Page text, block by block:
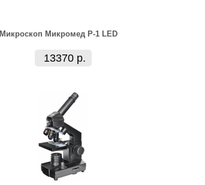
Микроскоп Микромед Р-1 LED
13370 р.